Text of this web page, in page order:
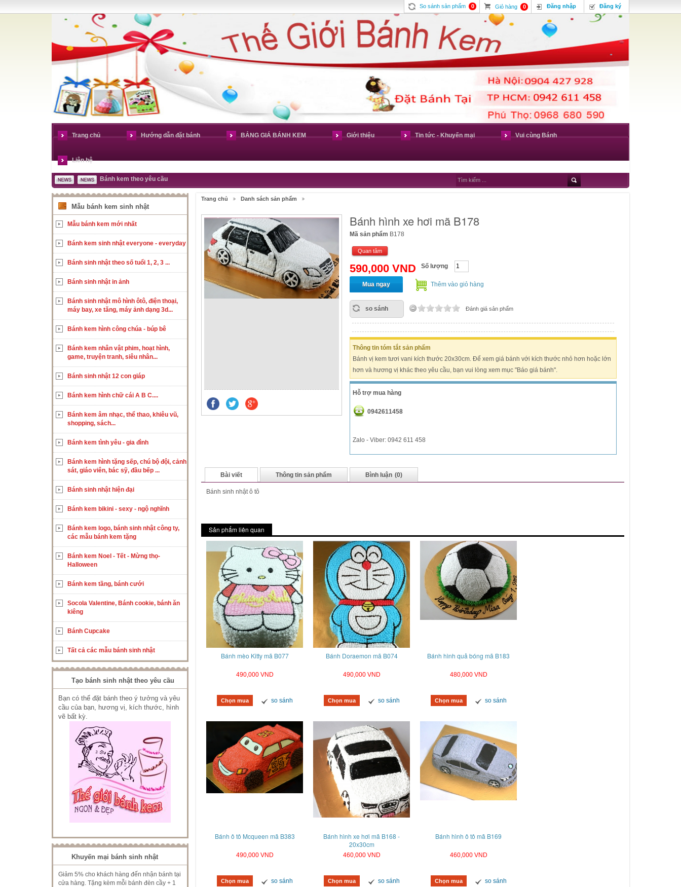
So sánh sản phẩm 0 Giỏ hàng 0 Đăng nhập Đăng ký
Trang chủ Hướng dẫn đặt bánh BẢNG GIÁ BÁNH KEM Giới thiệu Tin tức - Khuyến mại Vui cùng Bánh
Liên hệ
Bánh kem theo yêu cầu
Trang chủ Danh sách sản phẩm
Bánh hình xe hơi mã B178
Mã sản phẩm B178
Quan tâm
590,000 VND Số lượng
Mua ngay Thêm vào giỏ hàng
so sánh Đánh giá sản phẩm
Thông tin tóm tắt sản phẩm
Bánh vị kem tươi vani kích thước 20x30cm. Để xem giá bánh với kích thước nhỏ hơn hoặc lớn
hơn và hương vị khác theo yêu cầu, bạn vui lòng xem mục "Báo giá bánh".
Hỗ trợ mua hàng
0942611458
Zalo - Viber: 0942 611 458
Bài viết Thông tin sản phẩm Bình luận (0)
Bánh sinh nhật ô tô
Sản phẩm liên quan
Bánh mèo Kitty mã B077
490,000 VND
Chọn mua so sánh
Bánh Doraemon mã B074
490,000 VND
Chọn mua so sánh
Bánh hình quả bóng mã B183
480,000 VND
Chọn mua so sánh
Bánh ô tô Mcqueen mã B383
490,000 VND
Chọn mua so sánh
Bánh hình xe hơi mã B168 -
20x30cm
460,000 VND
Chọn mua so sánh
Bánh hình ô tô mã B169
460,000 VND
Chọn mua so sánh
Mẫu bánh kem sinh nhật
Mẫu bánh kem mới nhất
Bánh kem sinh nhật everyone - everyday
Bánh sinh nhật theo số tuổi 1, 2, 3 ...
Bánh sinh nhật in ảnh
Bánh sinh nhật mô hình ôtô, điện thoại,
máy bay, xe tăng, máy ảnh dạng 3d...
Bánh kem hình công chúa - búp bê
Bánh kem nhân vật phim, hoạt hình,
game, truyện tranh, siêu nhân...
Bánh sinh nhật 12 con giáp
Bánh kem hình chữ cái A B C....
Bánh kem âm nhạc, thể thao, khiêu vũ,
shopping, sách...
Bánh kem tình yêu - gia đình
Bánh kem hình tặng sếp, chú bộ đội, cảnh
sát, giáo viên, bác sỹ, đầu bếp ...
Bánh sinh nhật hiện đại
Bánh kem bikini - sexy - ngộ nghĩnh
Bánh kem logo, bánh sinh nhật công ty,
các mẫu bánh kem tặng
Bánh kem Noel - Tết - Mừng thọ-
Halloween
Bánh kem tầng, bánh cưới
Socola Valentine, Bánh cookie, bánh ăn
kiêng
Bánh Cupcake
Tất cả các mẫu bánh sinh nhật
Tạo bánh sinh nhật theo yêu cầu
Bạn có thể đặt bánh theo ý tưởng và yêu
cầu của bạn, hương vị, kích thước, hình
vẽ bất kỳ.
Khuyến mại bánh sinh nhật
Giảm 5% cho khách hàng đến nhận bánh tại
cửa hàng. Tặng kèm mỗi bánh đèn cầy + 1